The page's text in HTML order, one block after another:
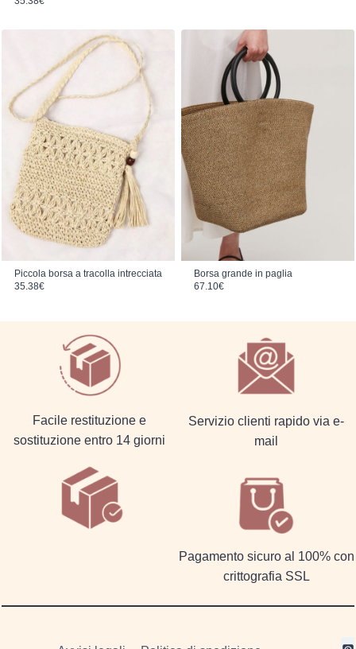
Piccola borsa a tracolla intrecciata
35.38€
Borsa grande in paglia
67.10€
Facile restituzione e
sostituzione entro 14 giorni
Servizio clienti rapido via e-
mail
Pagamento sicuro al 100% con
crittografia SSL